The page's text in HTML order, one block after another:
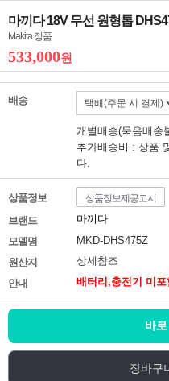
마끼다 18V 무선 원형톱
Makita 정품
533,000원
배송
개별배송(묶음배송
추가배송비 : 상품
다.
상품정보 상품정보제공고시
브랜드
마끼다
모델명
MKD-DHS475Z
원산지
상세참조
안내
배터리,충전기 미포
바로
장바구